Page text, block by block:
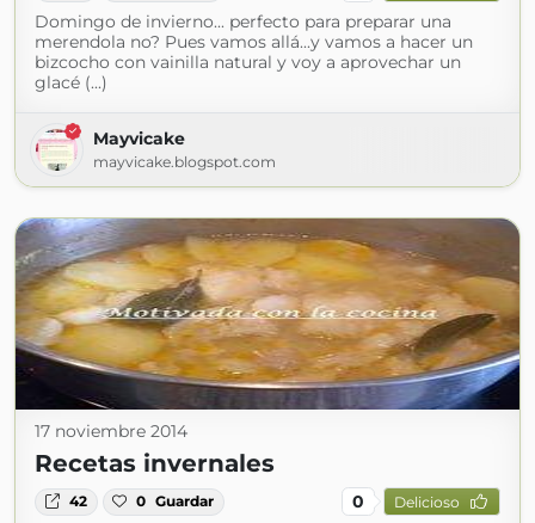
Domingo de invierno... perfecto para preparar una
merendola no? Pues vamos allá...y vamos a hacer un
bizcocho con vainilla natural y voy a aprovechar un
glacé (...)
Mayvicake
mayvicake.blogspot.com
17 noviembre 2014
Recetas invernales
42 0 Guardar 0 Delicioso